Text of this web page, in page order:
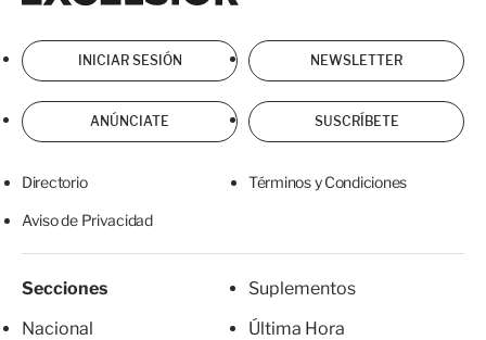
INICIAR SESIÓN NEWSLETTER
ANÚNCIATE SUSCRÍBETE
Directorio Términos y Condiciones
Aviso de Privacidad
Secciones
Nacional
Suplementos
Última Hora